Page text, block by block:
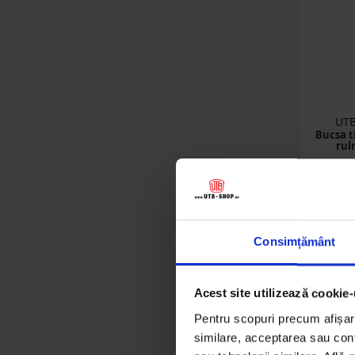
Consimțământ
Acest site utilizează
Pentru scopuri precum
similare, acceptarea sau
Bucsa